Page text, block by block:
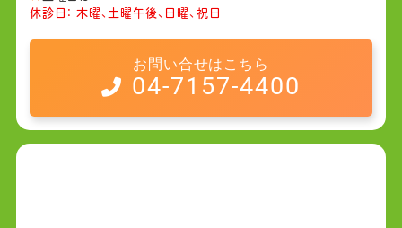
休診日： 木曜、土曜午後、日曜、祝日
お問い合せはこちら
04-7157-4400